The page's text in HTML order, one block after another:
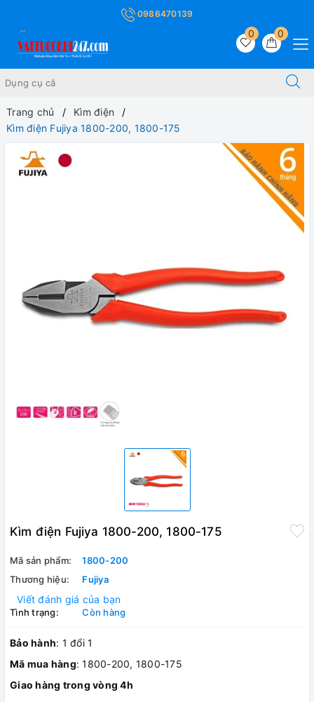
0986470139
0
0
Trang chủ
Kìm điện
Kìm điện Fujiya 1800-200, 1800-175
Kìm điện Fujiya 1800-200, 1800-175
Mã sản phẩm:
1800-200
Thương hiệu:
Fujiya
Viết đánh giá của bạn
Tình trạng: Còn hàng
Bảo hành: 1 đổi 1
Mã mua hàng: 1800-200, 1800-175
Giao hàng trong vòng 4h